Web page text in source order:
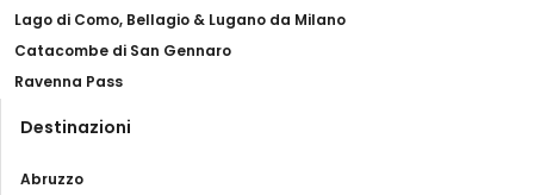
Lago di Como, Bellagio & Lugano da Milano
Catacombe di San Gennaro
Ravenna Pass
Destinazioni
Abruzzo